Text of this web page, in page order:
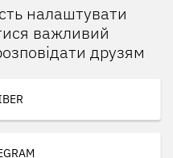
налаштувати
важливий
друзям